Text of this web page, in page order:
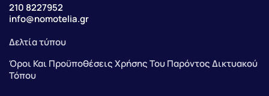
210 8227952
info@nomotelia.gr
Δελτία τύπου
Όροι Και Προϋποθέσεις Χρήσης Του Παρόντος Δικτυακού
Τόπου